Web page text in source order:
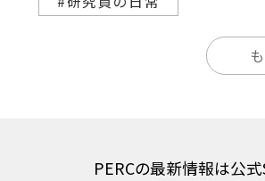
PERCの最新情報は公式